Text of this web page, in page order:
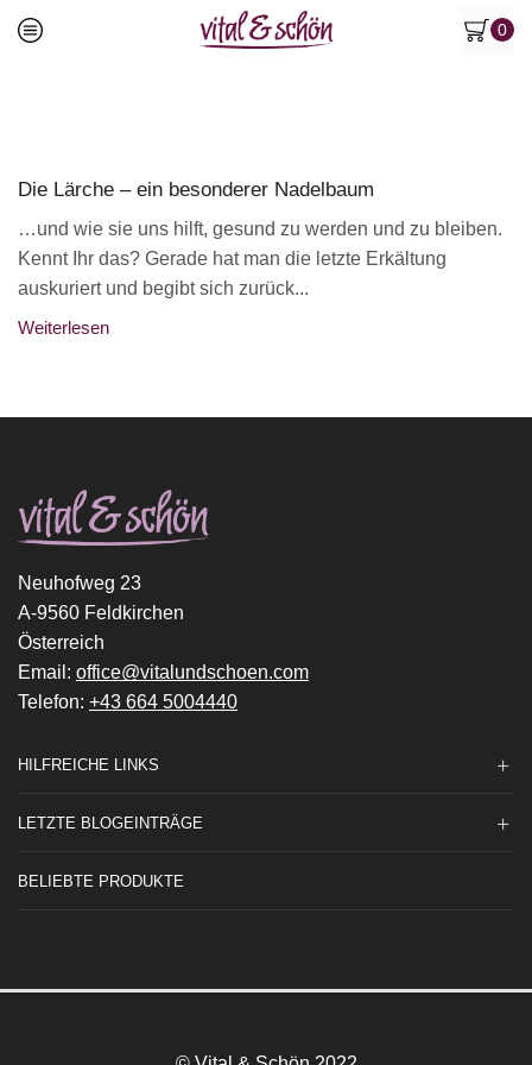
0
Die Lärche – ein besonderer Nadelbaum
…und wie sie uns hilft, gesund zu werden und zu bleiben.
Kennt Ihr das? Gerade hat man die letzte Erkältung
auskuriert und begibt sich zurück...
Weiterlesen
Neuhofweg 23
A-9560 Feldkirchen
Österreich
Email: office@vitalundschoen.com
Telefon: +43 664 5004440
HILFREICHE LINKS
LETZTE BLOGEINTRÄGE
BELIEBTE PRODUKTE